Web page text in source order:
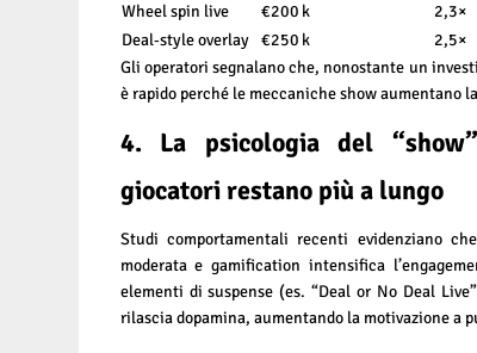
Wheel spin live
€200 k
2,3×
Deal‑style overlay
€250 k
2,5×
Gli operatori segnalano che, nonostante un
è rapido perché le meccaniche show aumentano
4. La psicologia del
giocatori restano più a lungo
Studi comportamentali recenti evidenziano
moderata e gamification intensifica
elementi di suspense (es. “Deal or No Deal
rilascia dopamina, aumentando la motivazione a